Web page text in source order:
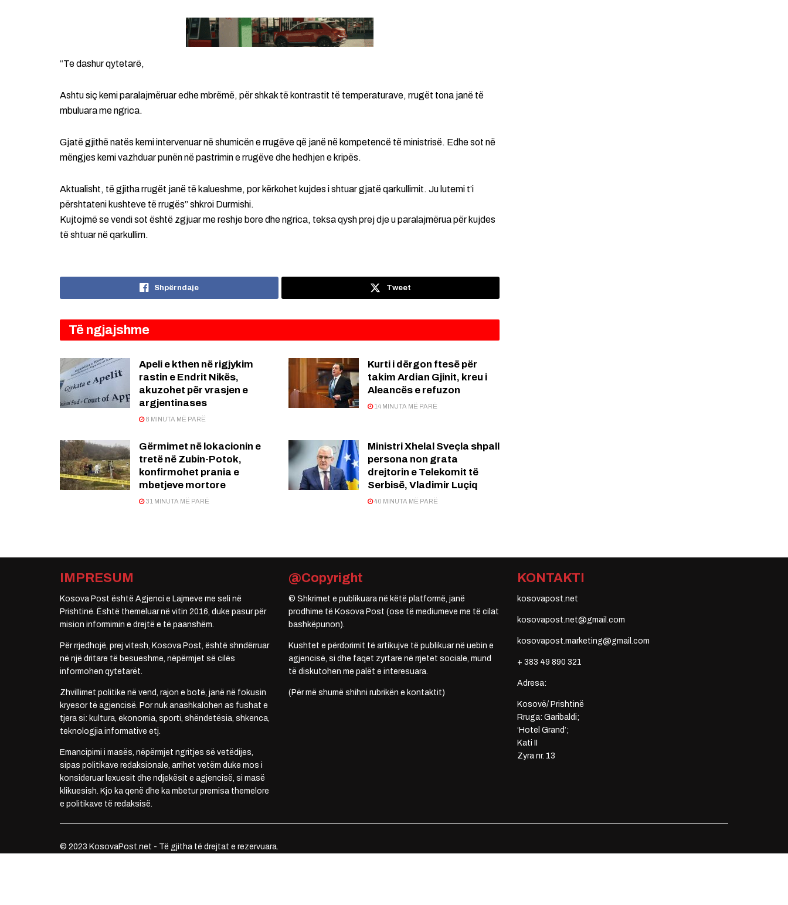
“Te dashur qytetarë,
Ashtu siç kemi paralajmëruar edhe mbrëmë, për shkak të kontrastit të temperaturave, rrugët tona janë të
mbuluara me ngrica.
Gjatë gjithë natës kemi intervenuar në shumicën e rrugëve që janë në kompetencë të ministrisë. Edhe sot në
mëngjes kemi vazhduar punën në pastrimin e rrugëve dhe hedhjen e kripës.
Aktualisht, të gjitha rrugët janë të kalueshme, por kërkohet kujdes i shtuar gjatë qarkullimit. Ju lutemi t’i
përshtateni kushteve të rrugës” shkroi Durmishi.
Kujtojmë se vendi sot është zgjuar me reshje bore dhe ngrica, teksa qysh prej dje u paralajmërua për kujdes
të shtuar në qarkullim.
Shpërndaje Tweet
Të ngjajshme
Apeli e kthen në rigjykim
rastin e Endrit Nikës,
akuzohet për vrasjen e
argjentinases
8 MINUTA MË PARË
Kurti i dërgon ftesë për
takim Ardian Gjinit, kreu i
Aleancës e refuzon
14 MINUTA MË PARË
Gërmimet në lokacionin e
tretë në Zubin-Potok,
konfirmohet prania e
mbetjeve mortore
31 MINUTA MË PARË
Ministri Xhelal Sveçla shpall
persona non grata
drejtorin e Telekomit të
Serbisë, Vladimir Luçiq
40 MINUTA MË PARË
IMPRESUM
Kosova Post është Agjenci e Lajmeve me seli në
Prishtinë. Është themeluar në vitin 2016, duke pasur për
mision informimin e drejtë e të paanshëm.
Për rrjedhojë, prej vitesh, Kosova Post, është shndërruar
në një dritare të besueshme, nëpërmjet së cilës
informohen qytetarët.
Zhvillimet politike në vend, rajon e botë, janë në fokusin
kryesor të agjencisë. Por nuk anashkalohen as fushat e
tjera si: kultura, ekonomia, sporti, shëndetësia, shkenca,
teknologjia informative etj.
Emancipimi i masës, nëpërmjet ngritjes së vetëdijes,
sipas politikave redaksionale, arrihet vetëm duke mos i
konsideruar lexuesit dhe ndjekësit e agjencisë, si masë
klikuesish. Kjo ka qenë dhe ka mbetur premisa themelore
e politikave të redaksisë.
@Copyright
© Shkrimet e publikuara në këtë platformë, janë
prodhime të Kosova Post (ose të mediumeve me të cilat
bashkëpunon).
Kushtet e përdorimit të artikujve të publikuar në uebin e
agjencisë, si dhe faqet zyrtare në rrjetet sociale, mund
të diskutohen me palët e interesuara.
(Për më shumë shihni rubrikën e kontaktit)
KONTAKTI
kosovapost.net
kosovapost.net@gmail.com
kosovapost.marketing@gmail.com
+ 383 49 890 321
Adresa:
Kosovë/ Prishtinë
Rruga: Garibaldi;
‘Hotel Grand’;
Kati II
Zyra nr. 13
© 2023 KosovaPost.net - Të gjitha të drejtat e rezervuara.